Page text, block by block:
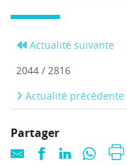
Actualité suivante
2044 / 2816
Actualité précédente
Partager